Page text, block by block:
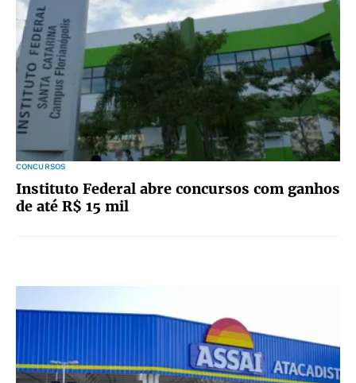
CONCURSOS
Instituto Federal abre concursos com ganhos
de até R$ 15 mil